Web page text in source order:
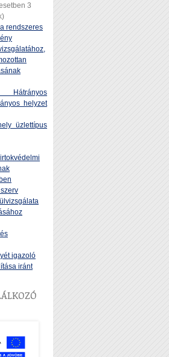
3
rendszeres
Hátrányos
helyzet
üzlettípus
igazoló
iránt